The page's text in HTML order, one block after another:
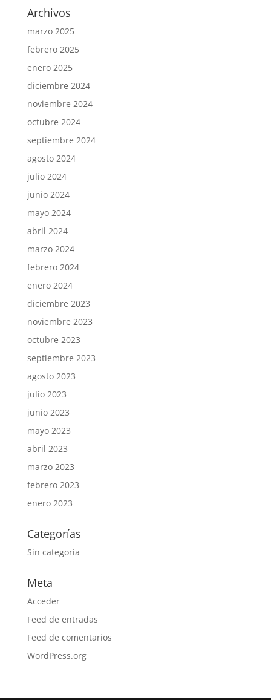
Archivos
marzo 2025
febrero 2025
enero 2025
diciembre 2024
noviembre 2024
octubre 2024
septiembre 2024
agosto 2024
julio 2024
junio 2024
mayo 2024
abril 2024
marzo 2024
febrero 2024
enero 2024
diciembre 2023
noviembre 2023
octubre 2023
septiembre 2023
agosto 2023
julio 2023
junio 2023
mayo 2023
abril 2023
marzo 2023
febrero 2023
enero 2023
Categorías
Sin categoría
Meta
Acceder
Feed de entradas
Feed de comentarios
WordPress.org